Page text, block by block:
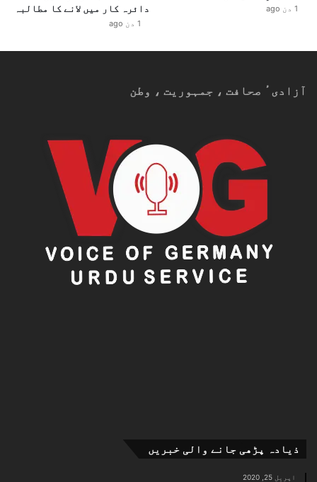
1 دن ago
دائرہ کار میں لانے کا مطالبہ
1 دن ago
آزادیٴ صحافت ، جمہوریت ، وطن
ذیادہ پڑھی جانے والی خبریں
اپریل 25, 2020